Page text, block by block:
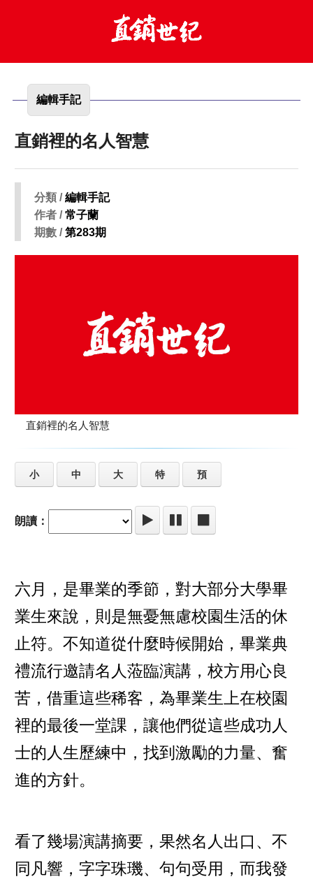
編輯手記
直銷裡的名人智慧
分類 /編輯手記
作者 /常子蘭
期數 /第283期
直銷裡的名人智慧
小 中 大 特 預
朗讀：
六月，是畢業的季節，對大部分大學畢
業生來說，則是無憂無慮校園生活的休
止符。不知道從什麼時候開始，畢業典
禮流行邀請名人蒞臨演講，校方用心良
苦，借重這些稀客，為畢業生上在校園
裡的最後一堂課，讓他們從這些成功人
士的人生歷練中，找到激勵的力量、奮
進的方針。
看了幾場演講摘要，果然名人出口、不
同凡響，字字珠璣、句句受用，而我發